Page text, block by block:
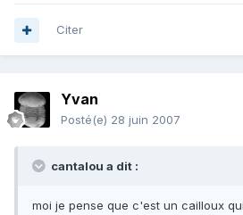
Citer
Yvan
Posté(e) 28 juin 2007
cantalou a dit :
moi je pense que c'est un cailloux